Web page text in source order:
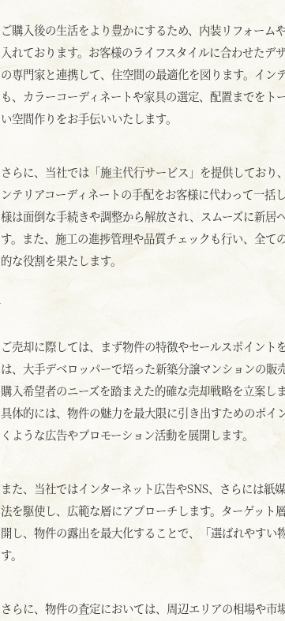
ご購入後の生活をより豊かにするため、内装リフォーム
入れております。お客様のライフスタイルに合わせたデ
の専門家と連携して、住空間の最適化を図ります。イン
も、カラーコーディネートや家具の選定、配置までをト
い空間作りをお手伝いいたします。
さらに、当社では「施主代行サービス」を提供しており
ンテリアコーディネートの手配をお客様に代わって一括
様は面倒な手続きや調整から解放され、スムーズに新居
す。また、施工の進捗管理や品質チェックも行い、全て
的な役割を果たします。
ご売却に際しては、まず物件の特徴やセールスポイント
は、大手デベロッパーで培った新築分譲マンションの販
購入希望者のニーズを踏まえた的確な売却戦略を立案しま
具体的には、物件の魅力を最大限に引き出すためのポイ
くような広告やプロモーション活動を展開します。
また、当社ではインターネット広告やSNS、さらには紙
法を駆使し、広範な層にアプローチします。ターゲット
開し、物件の露出を最大化することで、「選ばれやすい
す。
さらに、物件の査定においては、周辺エリアの相場や市